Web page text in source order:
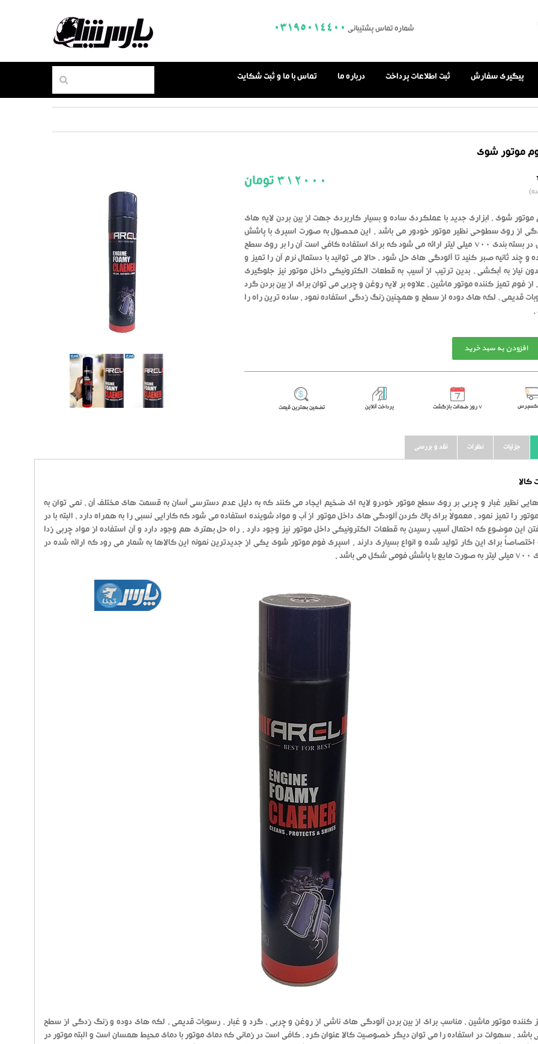
03195014400 شماره تماس پشتیبانی
پیگیری سفارش ثبت اطلاعات پرداخت درباره ما تماس با ما و ثبت شکایت
موتور شوی
از
رای
دهنده
312000 تومان
شوی ، ابزاری جدید با عملکردی ساده و بسیار کاربردی جهت از بین بردن لایه های
از روی سطوحی نظیر موتور خودور می باشد . این محصول به صورت اسپری با پاشش
فومی شکل در بسته بندی 700 میلی لیتر ارائه می شود که برای استفاده کافی است آن را بر روی سطح
و چند ثانیه صبر کنید تا آلودگی های حل شود ، حالا می توانید با دستمال نرم آن را تمیز و
نیاز به آبکشی ، بدین ترتیب از آسیب به قطعات الکترونیکی داخل موتور نیز جلوگیری
فوم تمیز کننده موتور ماشین ، علاوه بر لایه روغن و چربی می توان برای از بین بردن گرد
قدیمی ، لکه های دوده از سطح و همچنین زنگ زدگی استفاده نمود . ساده ترین راه را
.
افزودن به سبد خرید
اکسپرس ٧ روز ضمانت بازگشت پرداخت آنلاین تضمین بهترین قیمت
جزئیات نظرات نقد و بررسی
کالا
نظیر غبار و چربی بر روی سطح موتور خودرو لایه ای ضخیم ایجاد می کنند که به دلیل عدم دسترسی آسان به قسمت های مختلف آن ، نمی توان به
را تمیز نمود . معمولاً برای پاک کردن آلودگی های داخل موتور از آب و مواد شوینده استفاده می شود که کارایی نسبی را به همراه دارد ، البته با در
این موضوع که احتمال آسیب رسیدن به قطعات الکترونیکی داخل موتور نیز وجود دارد . راه حل بهتری هم وجود دارد و آن استفاده از مواد چربی زدا
برای این کار تولید شده و انواع بسیاری دارند . اسپری فوم موتور شوی یکی از جدیدترین نمونه این کالاها به شمار می رود که ارائه شده در
باشد .
کننده موتور ماشین ، مناسب برای از بین بردن آلودگی های ناشی از روغن و چربی ، گرد و غبار ، رسوبات قدیمی ، لکه های دوده و زنگ زدگی از سطح
باشد . سهولت در استفاده را می توان دیگر خصوصیت کالا عنوان کرد ، کافی است در زمانی که دمای موتور با دمای محیط همسان است و البته موتور در